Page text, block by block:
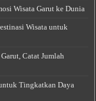
Wisata Garut ke Dunia
Wisata untuk
Catat Jumlah
Tingkatkan Daya